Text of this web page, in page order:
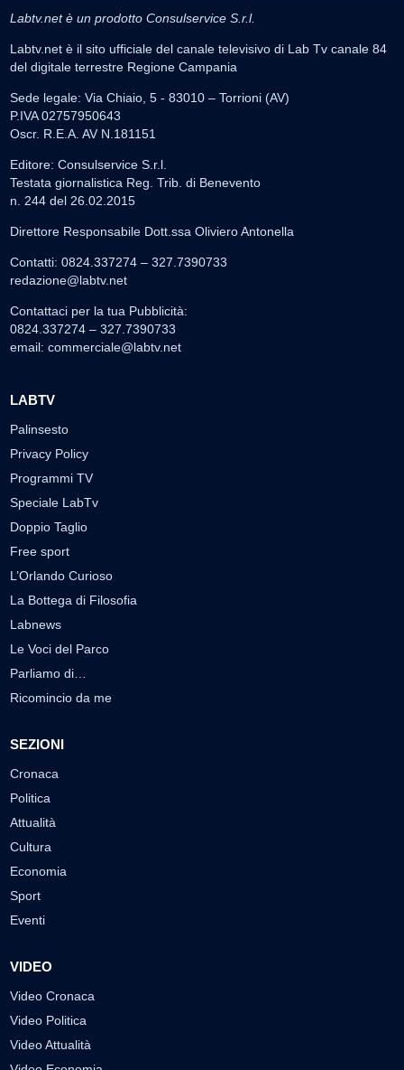
Labtv.net è un prodotto Consulservice S.r.l.
Labtv.net è il sito ufficiale del canale televisivo di Lab Tv canale 84
del digitale terrestre Regione Campania
Sede legale: Via Chiaio, 5 - 83010 – Torrioni (AV)
P.IVA 02757950643
Oscr. R.E.A. AV N.181151
Editore: Consulservice S.r.l.
Testata giornalistica Reg. Trib. di Benevento
n. 244 del 26.02.2015
Direttore Responsabile Dott.ssa Oliviero Antonella
Contatti: 0824.337274 – 327.7390733
redazione@labtv.net
Contattaci per la tua Pubblicità:
0824.337274 – 327.7390733
email: commerciale@labtv.net
LABTV
Palinsesto
Privacy Policy
Programmi TV
Speciale LabTv
Doppio Taglio
Free sport
L’Orlando Curioso
La Bottega di Filosofia
Labnews
Le Voci del Parco
Parliamo di…
Ricomincio da me
SEZIONI
Cronaca
Politica
Attualità
Cultura
Economia
Sport
Eventi
VIDEO
Video Cronaca
Video Politica
Video Attualità